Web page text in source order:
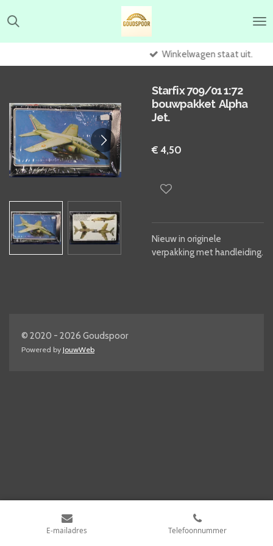
direct
hoofdinhoud
Winkelwagen staat uit.
Starfix 709/01 1:72
bouwpakket Alpha
Jet.
€ 4,50
Nieuw in originele
verpakking met handleiding.
© 2020 - 2026 Goudspoor
Powered by JouwWeb
E-mailadres Telefoonnummer